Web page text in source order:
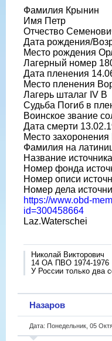
Фамилия Крынин
Имя Петр
Отчество
Дата рождения/
Место рождения
Лагерный номер
Дата пленения
Место пленения
Лагерь шталаг IV B
Судьба Погиб в
Воинское звание
Дата смерти
Место захоронения
Фамилия на
Название
Номер фонда
Номер описи
Номер дела
https://www.obd-
id=300458664
Laz.Waterschei
Николай Викторович
14 ОА ПВО 1974-1976
У России только два
Назаров
Дата: Понедельник, 05